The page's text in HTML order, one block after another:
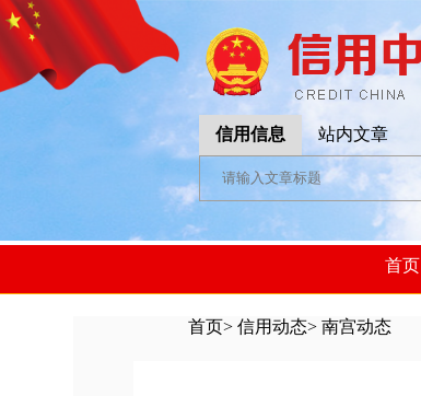
信用信息 站内文章
首页
首页> 信用动态> 南宫动态